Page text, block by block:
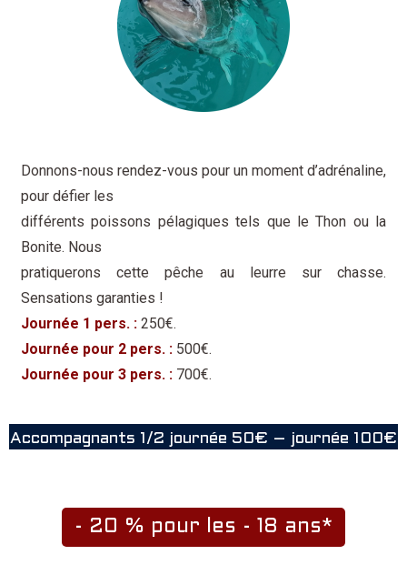
Donnons-nous rendez-vous pour un moment d’adrénaline,
pour défier les
différents poissons pélagiques tels que le Thon ou la
Bonite. Nous
pratiquerons cette pêche au leurre sur chasse.
Sensations garanties !
Journée 1 pers. : 250€.
Journée pour 2 pers. : 500€.
Journée pour 3 pers. : 700€.
Accompagnants 1/2 journée 50€ – journée 100€